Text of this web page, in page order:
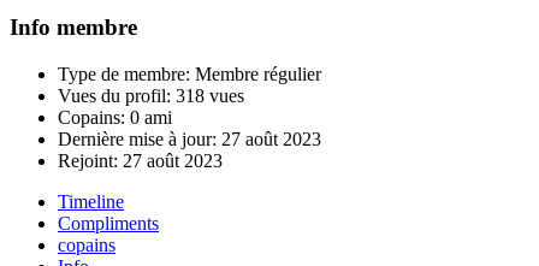
Info membre
Type de membre: Membre régulier
Vues du profil: 318 vues
Copains: 0 ami
Dernière mise à jour: 27 août 2023
Rejoint: 27 août 2023
Timeline
Compliments
copains